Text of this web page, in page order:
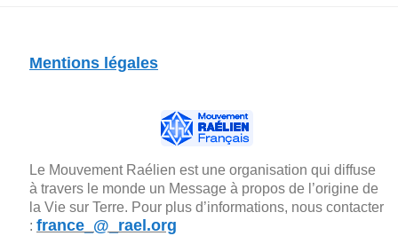
Mentions légales
Le Mouvement Raélien est une organisation qui diffuse
à travers le monde un Message à propos de l’origine de
la Vie sur Terre. Pour plus d’informations, nous contacter
: france_@_rael.org